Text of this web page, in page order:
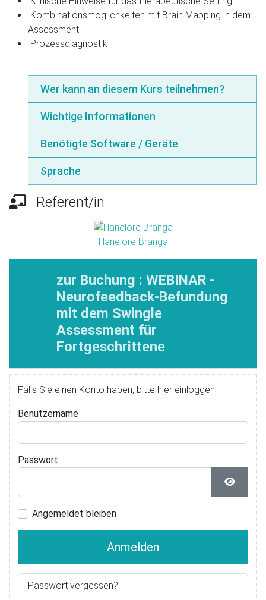
Kombinationsmöglichkeiten mit Brain Mapping in dem
Assessment
Prozessdiagnostik
Wer kann an diesem Kurs teilnehmen?
Wichtige Informationen
Benötigte Software / Geräte
Sprache
Referent/in
Hanelore Branga
zur Buchung : WEBINAR -
Neurofeedback-Befundung
mit dem Swingle
Assessment für
Fortgeschrittene
Falls Sie einen Konto haben, bitte hier einloggen.
Benutzername
Passwort
Angemeldet bleiben
Anmelden
Passwort vergessen?